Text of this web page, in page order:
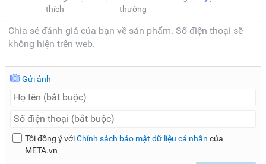
áp dụng công nghệ làm lạnh đa chiều giúp khí lạnh được
nhằm đảm bảo làm lạnh nhanh, toàn diện, góp phần duy trì
độ tươi ngon của thực phẩm tốt hơn.
Ứng dụng công nghệ kháng khuẩn khử mùi Pure Bio
Công nghệ Pure Bio (hay bộ lọc Pure Bio) là công nghệ
kháng khuẩn, khử mùi được tích hợp trên nhiều model
lạnh Toshiba
thường
thích
Gửi ảnh
Tôi đồng ý vớiChính sách bảo mật dữ liệu cá nhân của
META.vn